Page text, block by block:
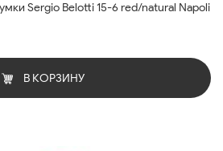
Sergio Belotti 15-6 red/natural Napoli
В КОРЗИНУ